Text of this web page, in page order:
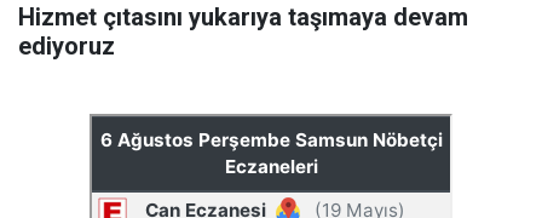
Hizmet çıtasını yukarıya taşımaya devam
ediyoruz